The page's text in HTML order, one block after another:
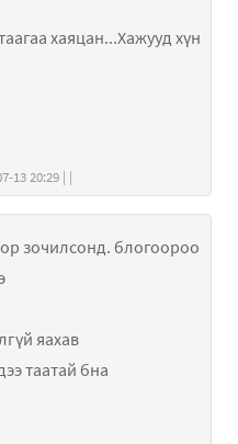
хаяцан...Хажууд хүн
хэзээ бичсэн: 2010-07-13 20:29 | |
блогоороо
яaхав
таатай бна